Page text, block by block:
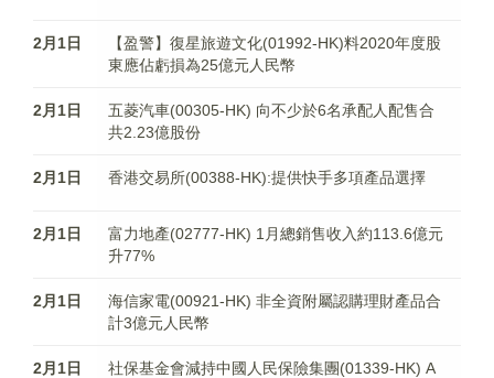
2月1日
【盈警】復星旅遊文化(01992-HK)料2020年度股
東應佔虧損為25億元人民幣
2月1日
五菱汽車(00305-HK) 向不少於6名承配人配售合
共2.23億股份
2月1日 香港交易所(00388-HK):提供快手多項產品選擇
2月1日
富力地產(02777-HK) 1月總銷售收入約113.6億元
升77%
2月1日
海信家電(00921-HK) 非全資附屬認購理財產品合
計3億元人民幣
2月1日
社保基金會減持中國人民保險集團(01339-HK) A